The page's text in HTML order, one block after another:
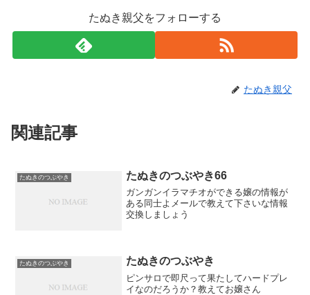
たぬき親父をフォローする
たぬき親父
関連記事
たぬきのつぶやき たぬきのつぶやき66
ガンガンイラマチオができる嬢の情報が
ある同士よメールで教えて下さいな情報
交換しましょう
たぬきのつぶやき たぬきのつぶやき
ピンサロで即尺って果たしてハードプレ
イなのだろうか？教えてお嬢さん